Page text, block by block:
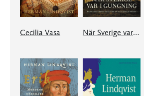
Cecilia Vasa När Sverige var i gungning